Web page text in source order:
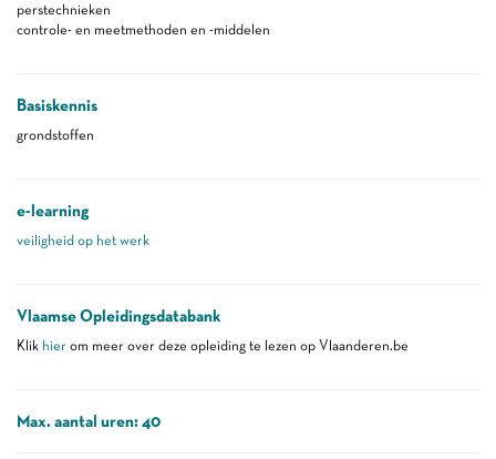
perstechnieken
controle- en meetmethoden en -middelen
Basiskennis
grondstoffen
e-learning
veiligheid op het werk
Vlaamse Opleidingsdatabank
Klik hier om meer over deze opleiding te lezen op Vlaanderen.be
Max. aantal uren: 40